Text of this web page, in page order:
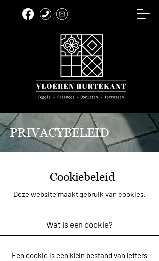
PRIVACYBELEID
Cookiebeleid
Deze website maakt gebruik van cookies.
Wat is een cookie?
Een cookie is een klein bestand van letters